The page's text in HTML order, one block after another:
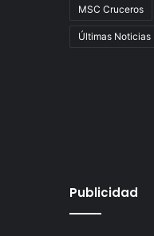
MSC Cruceros
Últimas Noticias
Publicidad